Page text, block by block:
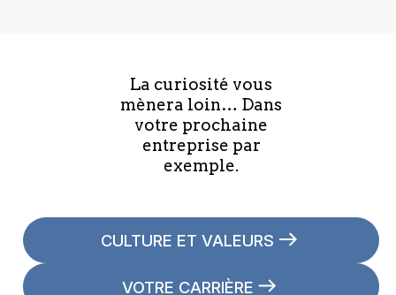
La curiosité vous
mènera loin… Dans
votre prochaine
entreprise par
exemple.
CULTURE ET VALEURS
VOTRE CARRIÈRE